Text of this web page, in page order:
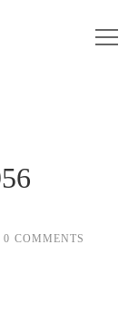
0 COMMENTS